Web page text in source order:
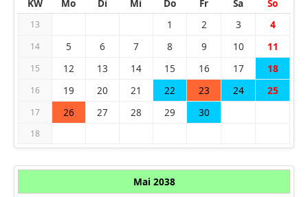
KW
Mo Di Mi Do Fr Sa So
13 1 2 3 4
14 5 6 7 8 9 10 11
15 12 13 14 15 16 17 18
16 19 20 21 22 23 24 25
17 26 27 28 29 30
18
Mai 2038